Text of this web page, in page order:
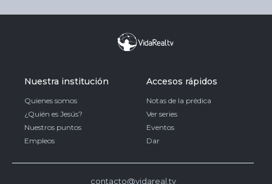
Nuestra institución
Quienes somos
¿Quién es Jesús?
Nuestros puntos
Empleos
Accesos rápidos
Notas de la prédica
Ver series
Eventos
Dar
contacto@vidareal.tv